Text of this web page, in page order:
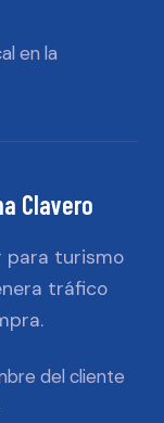
en la
Clavero
para turismo
tráfico
del cliente